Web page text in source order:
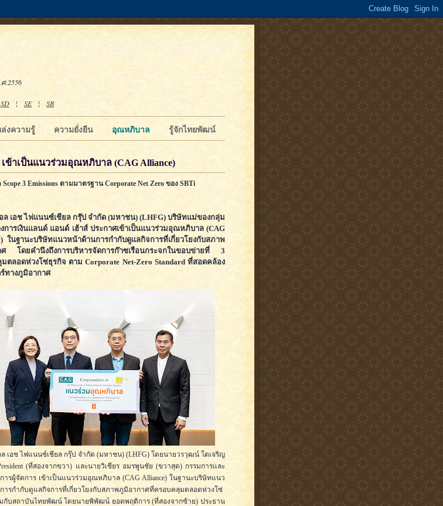
.2556
SD ¦ SE¦ SB
รู้จักไทยพัฒน์
อุณหภิบาล
ความยั่งยืน
งความรู้
ข้าเป็นแนวร่วมอุณหภิบาล (CAG Alliance)
Scope 3 Emissions ตามมาตรฐาน Corporate Net Zero ของ SBTi
ล เอช ไฟแนนซ์เชียล กรุ๊ป จำกัด (มหาชน) (LHFG) บริษัทแม่ของกลุ่ม
การเงินแลนด์ แอนด์ เฮ้าส์ ประกาศเข้าเป็นแนวร่วมอุณหภิบาล (CAG
ในฐานะบริษัทแนวหน้าด้านการกำกับดูแลกิจการที่เกี่ยวโยงกับสภาพ
ศ โดยคำนึงถึงการบริหารจัดการก๊าซเรือนกระจกในขอบข่ายที่ 3
ตลอดห่วงโซ่ธุรกิจ ตาม Corporate Net-Zero Standard ที่สอดคล้อง
ทางภูมิอากาศ
เอช ไฟแนนซ์เชียล กรุ๊ป จำกัด (มหาชน) (LHFG) โดยนายวรวุฒน์ โตเจริญ
(ที่สองจากขวา) และนายวิเชียร อมรพูนชัย (ขวาสุด) กรรมการและ
ารผู้จัดการ เข้าเป็นแนวร่วมอุณหภิบาล (CAG Alliance) ในฐานะบริษัทแนว
ารกำกับดูแลกิจการที่เกี่ยวโยงกับสภาพภูมิอากาศที่ครอบคลุมตลอดห่วงโซ่
กับสถาบันไทยพัฒน์ โดยนายพิพัฒน์ ยอดพฤติการ (ที่สองจากซ้าย) ประธาน